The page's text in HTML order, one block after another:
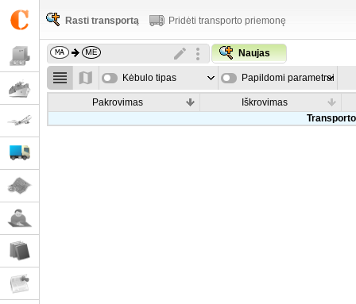
Rasti transportą Pridėti transporto priemonę
Naujas
Kėbulo tipas Papildomi parametrai
Pakrovimas
Iškrovimas